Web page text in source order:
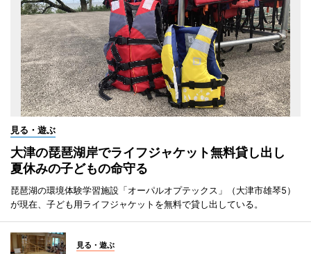
見る・遊ぶ
大津の琵琶湖岸でライフジャケット無料貸し出し
夏休みの子どもの命守る
琵琶湖の環境体験学習施設「オーパルオプテックス」（大津市雄琴5）
が現在、子ども用ライフジャケットを無料で貸し出している。
見る・遊ぶ